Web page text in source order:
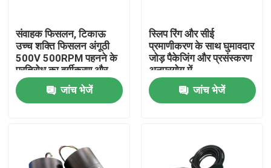
संपर्क
संवाहक फिसलन, टिकाऊ
उच्च शक्ति फिसलन अंगूठी
500V 500RPM पहनने के
प्रतिरोध का वर्गीकरण और
प्रदर्शन
जांच भेजें
स्लिप रिंग और सीई
प्रमाणीकरण के साथ घुमावदार
जोड़ पैकेजिंग और प्रसंस्करण
अनुप्रयोग में
जांच भेजें